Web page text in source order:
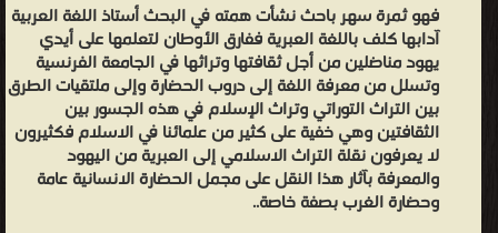
فهو ثمرة سهر باحث نشأت همته في البحث أستاذ اللغة العربية
آدابها كلف باللغة العبرية ففارق الأوطان لتعلمها على أيدي
يهود مناضلين من أجل ثقافتها وتراثها في الجامعة الفرنسية
وتسلل من معرفة اللغة إلى دروب الحضارة وإلى ملتقيات الطرق
بين التراث التوراتي وتراث الإسلام في هذه الجسور بين
الثقافتين وهي خفية على كثير من علمائنا في الاسلام فكثيرون
لا يعرفون نقلة التراث الاسلامي إلى العبرية من اليهود
والمعرفة بآثار هذا النقل على مجمل الحضارة الانسانية عامة
وحضارة الغرب بصفة خاصة..